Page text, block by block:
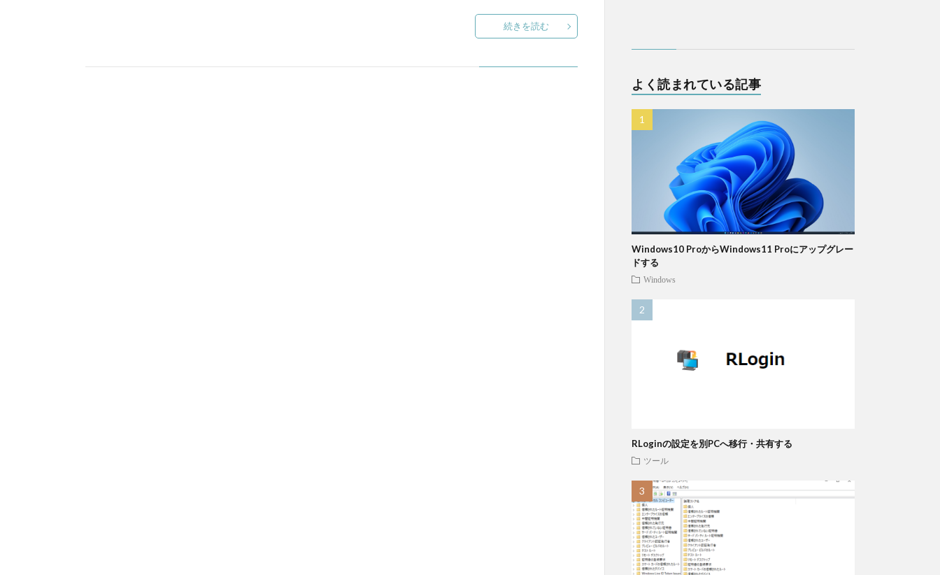
続きを読む
よく読まれている記事
Windows10 ProからWindows11 Proにアップグレー
ドする
Windows
RLoginの設定を別PCへ移行・共有する
ツール